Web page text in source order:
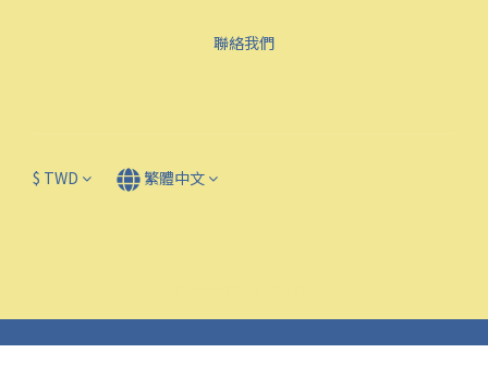
聯絡我們
$ TWD 繁體中文